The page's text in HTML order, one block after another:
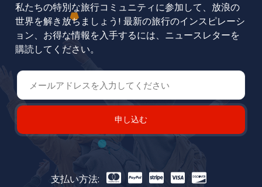
私たちの特別な旅行コミュニティに参加して、放浪の
世界を解き放ちましょう! 最新の旅行のインスピレーシ
ョン、お得な情報を入手するには、ニュースレターを
購読してください。
申し込む
支払い方法: